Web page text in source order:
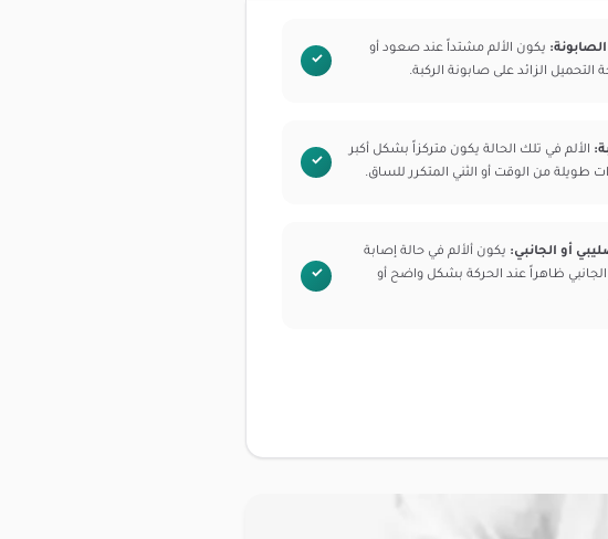
يكون الألم مشتداً عند صعود أو
التحميل الزائد على صابونة الركبة.
الألم في تلك الحالة يكون متركزاً بشكل أكبر
طويلة من الوقت أو الثني المتكرر للساق.
أو الجانبي: يكون ألألم في حالة إصابة
الجانبي ظاهراً عند الحركة بشكل واضح أو